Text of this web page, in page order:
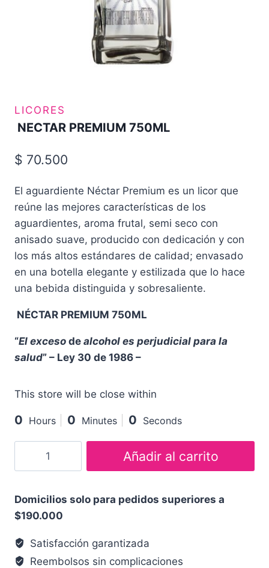
LICORES
NECTAR PREMIUM 750ML
$ 70.500
El aguardiente Néctar Premium es un licor que
reúne las mejores características de los
aguardientes, aroma frutal, semi seco con
anisado suave, producido con dedicación y con
los más altos estándares de calidad; envasado
en una botella elegante y estilizada que lo hace
una bebida distinguida y sobresaliente.
NÉCTAR PREMIUM 750ML
“El exceso de alcohol es perjudicial para la
salud” – Ley 30 de 1986 –
This store will be close within
0 Hours 0 Minutes 0 Seconds
Añadir al carrito
Domicilios solo para pedidos superiores a
$190.000
Satisfacción garantizada
Reembolsos sin complicaciones